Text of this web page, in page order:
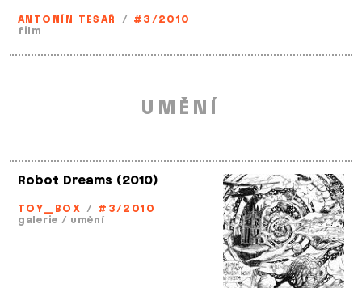
ANTONÍN TESAŘ / #3/2010
film
UMĚNÍ
Robot Dreams (2010)
TOY_BOX / #3/2010
galerie / umění